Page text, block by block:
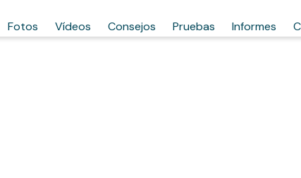
Fotos Vídeos Consejos Pruebas Informes